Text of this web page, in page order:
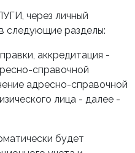
через личный
следующие разделы:
аккредитация -
справочной
адресно-справочной
лица - далее -
будет